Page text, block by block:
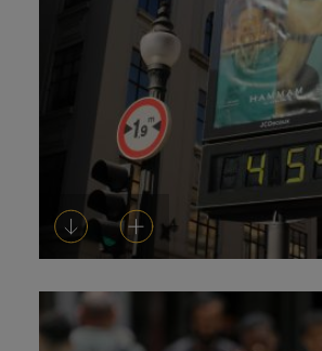
Descarregar-ho Afegeix a la cistella